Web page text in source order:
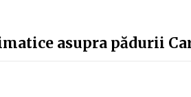
asupra pădurii